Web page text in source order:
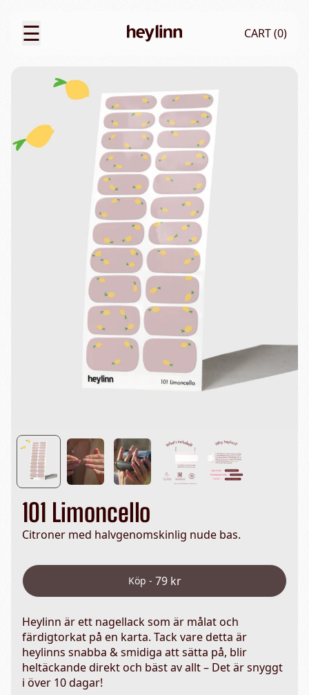
☰ CART (0)
101 Limoncello
Citroner med halvgenomskinlig nude bas.
Köp - 79 kr
Heylinn är ett nagellack som är målat och
färdigtorkat på en karta. Tack vare detta är
heylinns snabba & smidiga att sätta på, blir
heltäckande direkt och bäst av allt – Det är snyggt
i över 10 dagar!